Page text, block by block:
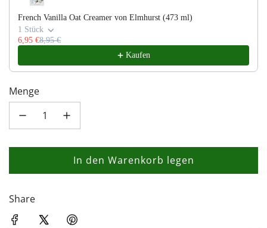
French Vanilla Oat Creamer von Elmhurst (473 ml)
1 Stück
6,95 €8,95 €
Kaufen
Menge
In den Warenkorb legen
L
Share